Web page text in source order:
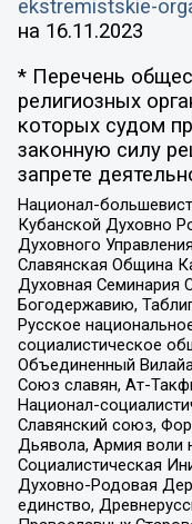
ekstremistskie-
на 16.11.2023
* Перечень
религиозных
которых судом
законную силу
запрете
Национал-
Кубанской Духовно
Духовного
Славянская Община
Духовная Семинария
Богодержавию,
Русское
социалистическое
Объединенный
Союз славян, Ат-
Национал-
Славянский союз,
Дьявола, Армия воли
Социалистическая
Духовно-Родовая
единство,